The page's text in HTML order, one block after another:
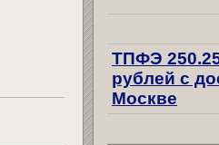
ТПФЭ
рублей с
Москве